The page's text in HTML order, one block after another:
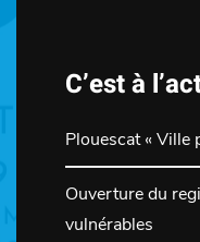
C’est à
Plouescat « Ville
Ouverture du
vulnérables